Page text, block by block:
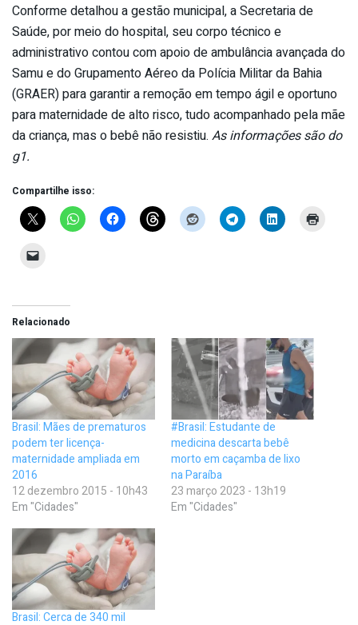
Conforme detalhou a gestão municipal, a Secretaria de
Saúde, por meio do hospital, seu corpo técnico e
administrativo contou com apoio de ambulância avançada do
Samu e do Grupamento Aéreo da Polícia Militar da Bahia
(GRAER) para garantir a remoção em tempo ágil e oportuno
para maternidade de alto risco, tudo acompanhado pela mãe
da criança, mas o bebê não resistiu. As informações são do
g1.
Compartilhe isso:
Relacionado
Brasil: Mães de prematuros
podem ter licença-
maternidade ampliada em
2016
12 dezembro 2015 - 10h43
Em "Cidades"
#Brasil: Estudante de
medicina descarta bebê
morto em caçamba de lixo
na Paraíba
23 março 2023 - 13h19
Em "Cidades"
Brasil: Cerca de 340 mil